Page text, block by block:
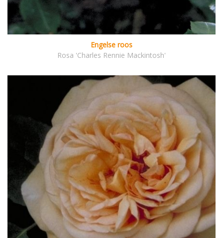
Engelse roos
Rosa 'Charles Rennie Mackintosh'